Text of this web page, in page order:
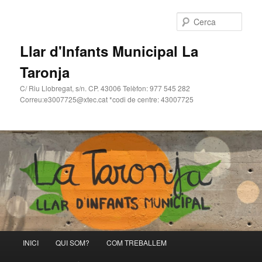
Llar d'Infants Municipal La
Taronja
C/ Riu Llobregat, s/n. CP. 43006 Telèfon: 977 545 282
Correu:e3007725@xtec.cat *codi de centre: 43007725
Aneu
Aneu
INICI QUI SOM? COM TREBALLEM